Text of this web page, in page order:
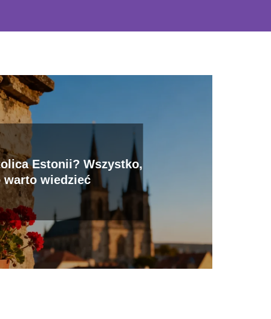
Estonii? Wszystko,
warto wiedzieć